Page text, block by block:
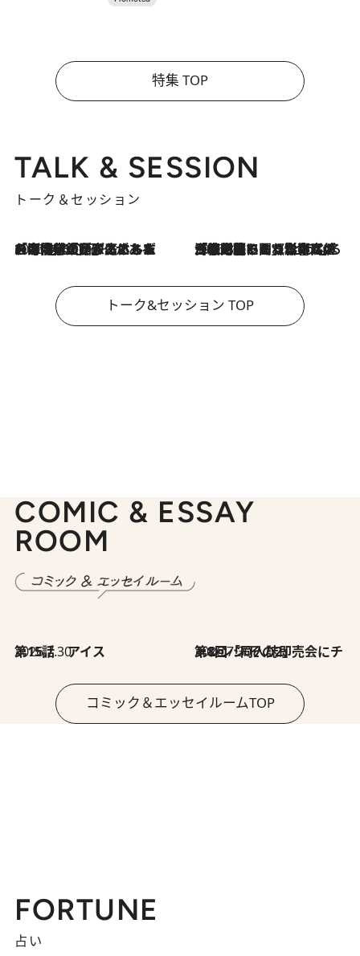
特集 TOP
TALK & SESSION
トーク＆セッション
2026.8.3
「今後値上げがあるとすれば…」「リスクがあるのは今年の冬」エネルギー専門家が語る、ホルムズ海峡封鎖が家庭にもたらす“ある心配” 2026.8.3
「住宅建てられない…」「サーチャージ料の高値が続いている」ホルムズ海峡封鎖による影響はいつまで続く？《エネルギー専門家に聞く“どうなる日本の暮らし”》
トーク&セッション TOP
COMIC & ESSAY
ROOM
2026.7.30
第15話 アイス 2026.7.30
第8回「同人誌即売会にチャレンジ その2」
コミック＆エッセイルームTOP
FORTUNE
占い